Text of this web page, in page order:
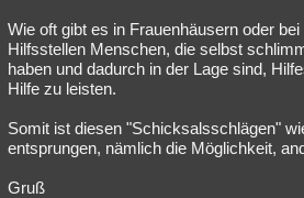
Wie oft gibt es in Frauenhäusern oder
Hilfsstellen Menschen, die selbst
haben und dadurch in der Lage sind,
Hilfe zu leisten.
Somit ist diesen "Schicksalsschlägen"
entsprungen, nämlich die Möglichkeit,
Gruß